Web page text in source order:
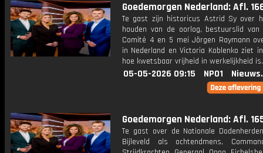
Goedemorgen Nederland: Afl.
Te gast zijn historicus Astrid Sy over
houden van de oorlog, bestuurslid van
Comité 4 en 5 mei Jörgen Raymann
in Nederland en Victoria Koblenko ziet
hoe kwetsbaar vrijheid in werkelijkheid is.
05-05-2026 09:15 NPO1
Goedemorgen Nederland: Afl.
Te gast over de Nationale
Bijleveld als ochtendmens,